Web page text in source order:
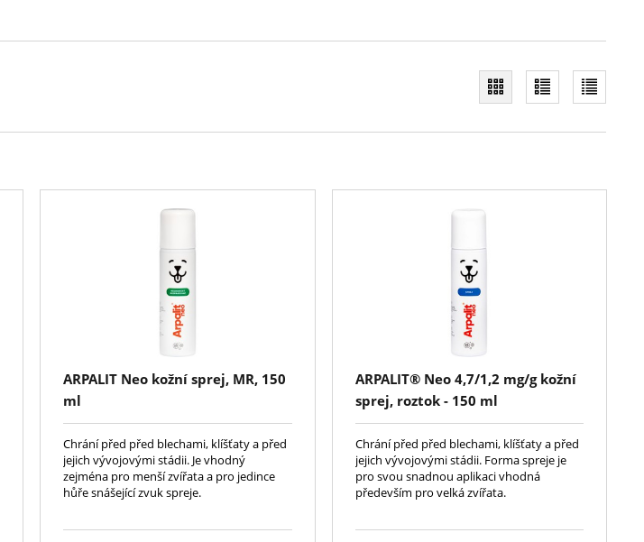
ARPALIT Neo kožní sprej, MR, 150
ml
Chrání před před blechami, klíšťaty a před
jejich vývojovými stádii. Je vhodný
zejména pro menší zvířata a pro jedince
hůře snášející zvuk spreje.
ARPALIT® Neo 4,7/1,2 mg/g kožní
sprej, roztok - 150 ml
Chrání před před blechami, klíšťaty a před
jejich vývojovými stádii. Forma spreje je
pro svou snadnou aplikaci vhodná
především pro velká zvířata.